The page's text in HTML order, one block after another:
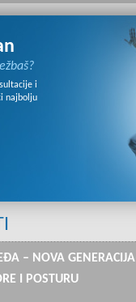
i
najbolju
– NOVA GENERACIJA
I POSTURU